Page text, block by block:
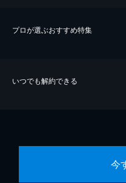
プロが選ぶおすすめ特集
いつでも解約できる
今